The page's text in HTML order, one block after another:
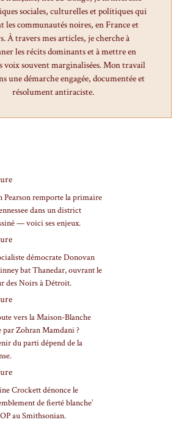
sociales, culturelles et politiques qui
les communautés noires, en France et
À travers mes articles, je cherche à
les récits dominants et à mettre en
voix souvent marginalisées. Mon travail
une démarche engagée, documentée et
résolument antiraciste.
Pearson remporte la primaire
dans un district
— voici ses enjeux.
démocrate Donovan
bat Thanedar, ouvrant le
des Noirs à Détroit.
vers la Maison-Blanche
par Zohran Mamdani ?
du parti dépend de la
Crockett dénonce le
de fierté blanche’
au Smithsonian.